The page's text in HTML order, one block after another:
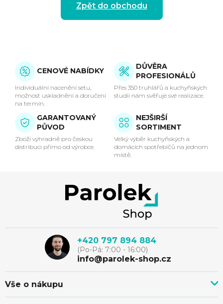
Zpět do obchodu
CENOVÉ NABÍDKY
Individuální nacenění setu,
možnost uskladnění a doručení
na termín.
DŮVĚRA
PROFESIONÁLŮ
Přes 350 truhlářů a kuchyňských
studií nám svěřuje své realizace.
GARANTOVANÝ
PŮVOD
Zboží výhradně pro českou
distribuci přímo od výrobce.
NEJŠIRŠÍ
SORTIMENT
Velký výběr kuchyňských a
domácích spotřebičů na jednom
místě.
t
+420 797 894 884
(Po-Pá: 7:00 - 16:00)
info@parolek-shop.cz
Vše o nákupu